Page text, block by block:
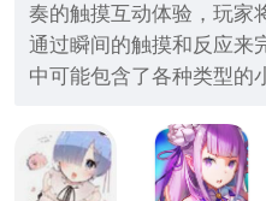
奏的触摸互动体验，玩家
通过瞬间的触摸和反应来
中可能包含了各种类型的